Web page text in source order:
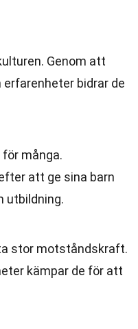
Genom att
bidrar de
många.
att ge sina barn
utbildning.
stor motståndskraft.
kämpar de för att